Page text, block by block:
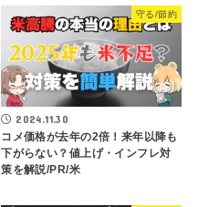
守る/節約
2024.11.30
コメ価格が去年の2倍！来年以降も
下がらない？値上げ・インフレ対
策を解説/PR/米